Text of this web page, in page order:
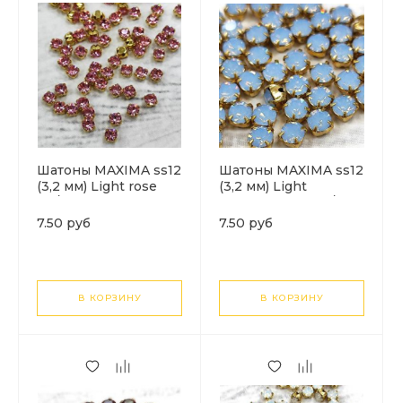
Шатоны MAXIMA ss12
(3,2 мм) Light rose
7.50 руб
В КОРЗИНУ
Шатоны MAXIMA ss12
(3,2 мм) Light
золото. 1шт
7.50 руб
В КОРЗИНУ